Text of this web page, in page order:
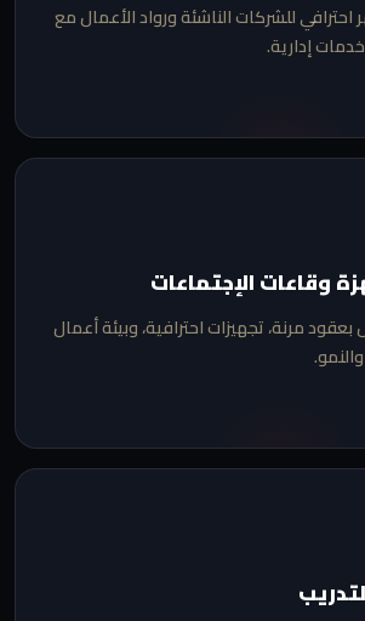
للشركات الناشئة ورواد الأعمال مع
إدارية.
وقاعات الإجتماعات
مرنة، تجهيزات احترافية، وبيئة أعمال